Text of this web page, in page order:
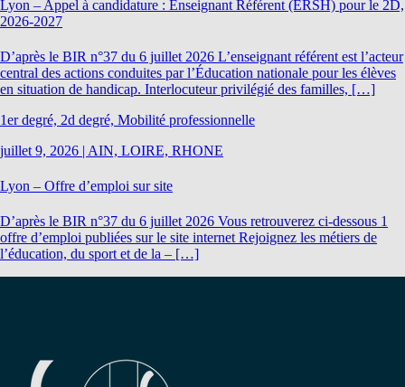
Lyon – Appel à candidature : Enseignant Référent (ERSH) pour le 2D,
2026-2027
D’après le BIR n°37 du 6 juillet 2026 L’enseignant référent est l’acteur
central des actions conduites par l’Éducation nationale pour les élèves
en situation de handicap. Interlocuteur privilégié des familles, […]
1er degré, 2d degré, Mobilité professionnelle
juillet 9, 2026 | AIN, LOIRE, RHONE
Lyon – Offre d’emploi sur site
D’après le BIR n°37 du 6 juillet 2026 Vous retrouverez ci-dessous 1
offre d’emploi publiées sur le site internet Rejoignez les métiers de
l’éducation, du sport et de la – […]